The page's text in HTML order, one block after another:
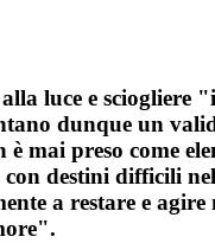
luce e
dunque un
mai preso come
destini difficili
a restare e